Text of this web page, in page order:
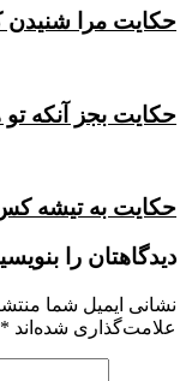
حکایت مرا شنیدن
حکایت بجز آنکه
حکایت به تیشه
دیدگاهتان را
نشانی ایمیل شما
علامت‌گذاری شده‌اند *